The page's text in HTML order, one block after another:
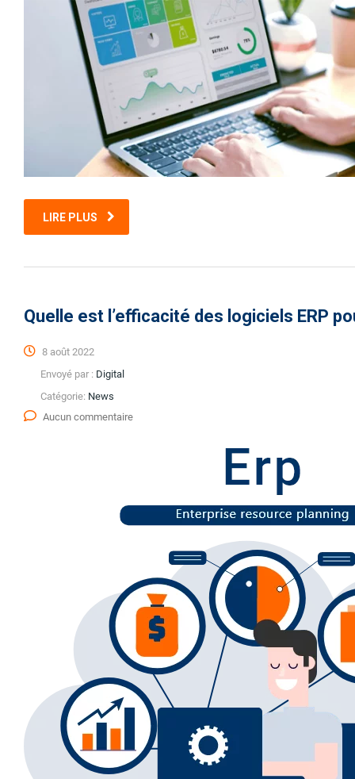
LIRE PLUS
Quelle est l’efficacité des logiciels ERP
8 août 2022
Envoyé par : Digital
Catégorie: News
Aucun commentaire